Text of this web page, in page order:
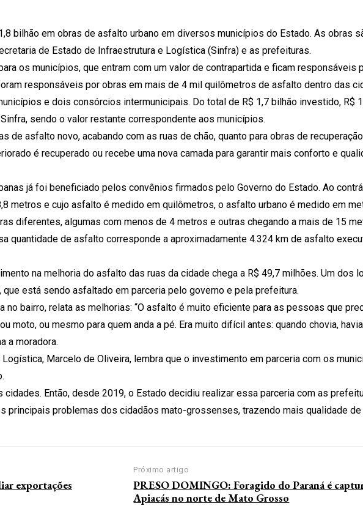
bilhão em obras de asfalto urbano em diversos municípios do Estado. As obras
de Estado de Infraestrutura e Logística (Sinfra) e as prefeituras.
os municípios, que entram com um valor de contrapartida e ficam responsáveis
responsáveis por obras em mais de 4 mil quilômetros de asfalto dentro das
e dois consórcios intermunicipais. Do total de R$ 1,7 bilhão investido, R$
sendo o valor restante correspondente aos municípios.
de asfalto novo, acabando com as ruas de chão, quanto para obras de
é recuperado ou recebe uma nova camada para garantir mais conforto e
já foi beneficiado pelos convênios firmados pelo Governo do Estado. Ao
metros e cujo asfalto é medido em quilômetros, o asfalto urbano é medido em
diferentes, algumas com menos de 4 metros e outras chegando a mais de 15
quantidade de asfalto corresponde a aproximadamente 4.324 km de asfalto
na melhoria do asfalto das ruas da cidade chega a R$ 49,7 milhões. Um dos
está sendo asfaltado em parceria pelo governo e pela prefeitura.
no bairro, relata as melhorias: “O asfalto é muito eficiente para as pessoas que
moto, ou mesmo para quem anda a pé. Era muito difícil antes: quando chovia,
a moradora.
Marcelo de Oliveira, lembra que o investimento em parceria com os
Então, desde 2019, o Estado decidiu realizar essa parceria com as
principais problemas dos cidadãos mato-grossenses, trazendo mais qualidade de
exportações
Próximo artigo
PRESO DOMINGO: Foragido do Paraná é
Apiacás no norte de Mato Grosso